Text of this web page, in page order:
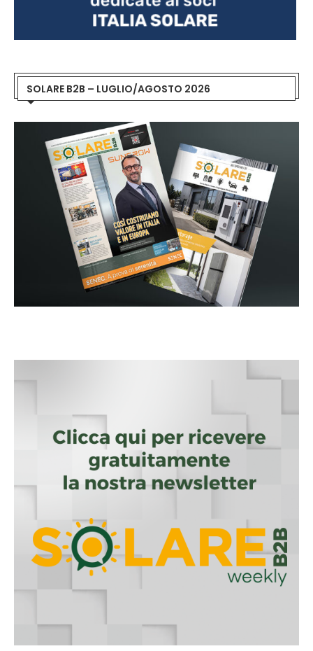
SOLARE B2B – LUGLIO/AGOSTO 2026